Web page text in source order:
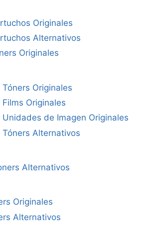
Originales
Alternativos
Originales
Originales
Originales
Unidades de Imagen Originales
Tóners Alternativos
Alternativos
Originales
Alternativos